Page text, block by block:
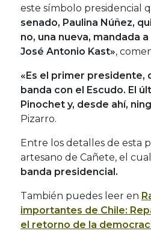
este símbolo presidencial
senado, Paulina Núñez,
no, una nueva, mandada
José Antonio Kast»,
«Es el primer presidente,
banda con el Escudo. El
Pinochet y, desde ahí,
Pizarro.
Entre los detalles de esta
artesano de Cañete, el cual
banda presidencial.
También puedes leer en
importantes de Chile:
el retorno de la